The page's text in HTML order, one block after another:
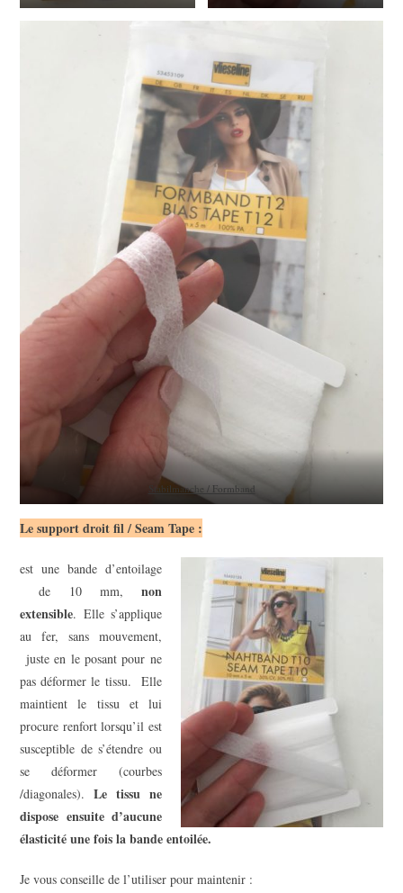
Stabilmanche / Formband
Le support droit fil / Seam Tape :
est une bande d’entoilage
de 10 mm, non
extensible. Elle s’applique
au fer, sans mouvement,
juste en le posant pour ne
pas déformer le tissu. Elle
maintient le tissu et lui
procure renfort lorsqu’il est
susceptible de s’étendre ou
se déformer (courbes
/diagonales).Le tissu ne
dispose ensuite d’aucune
élasticité une fois la bande entoilée.
Je vous conseille de l’utiliser pour maintenir :